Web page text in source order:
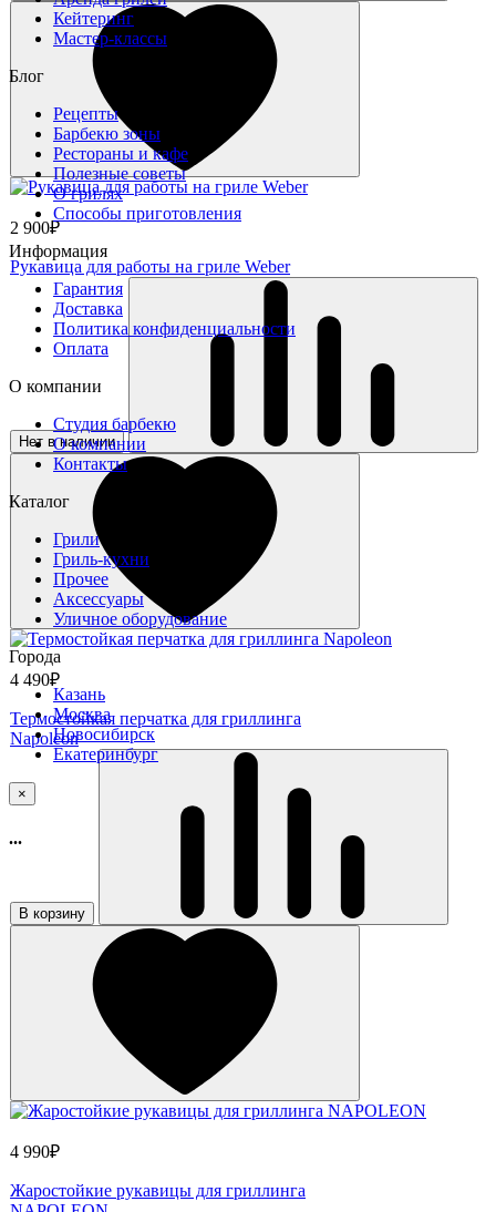
2 900₽
Рукавица для работы на гриле Weber
Нет в наличии
4 490₽
Термостойкая перчатка для гриллинга
Napoleon
В корзину
4 990₽
Жаростойкие рукавицы для гриллинга
Кейтеринг
Мастер-классы
Блог
Рецепты
Барбекю зоны
Рестораны и кафе
Полезные советы
О грилях
Способы приготовления
Информация
Гарантия
Доставка
Политика конфиденциальности
Оплата
О компании
Студия барбекю
О компании
Контакты
Каталог
Грили
Гриль-кухни
Прочее
Аксессуары
Уличное оборудование
Города
Казань
Москва
Новосибирск
Екатеринбург
×
...